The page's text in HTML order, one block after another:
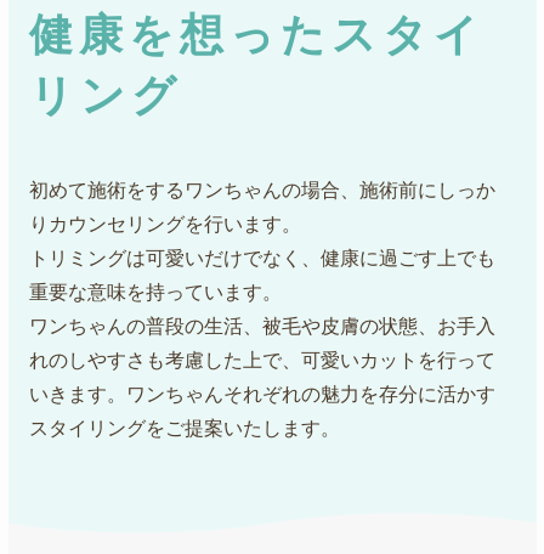
健康を想ったスタイ
リング
初めて施術をするワンちゃんの場合、施術前にしっか
りカウンセリングを行います。
トリミングは可愛いだけでなく、健康に過ごす上でも
重要な意味を持っています。
ワンちゃんの普段の生活、被毛や皮膚の状態、お手入
れのしやすさも考慮した上で、可愛いカットを行って
いきます。ワンちゃんそれぞれの魅力を存分に活かす
スタイリングをご提案いたします。